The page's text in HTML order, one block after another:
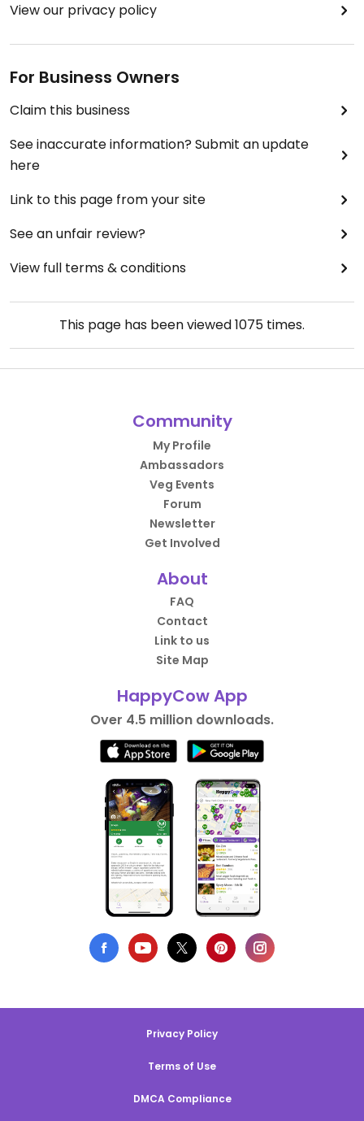
View our privacy policy
For Business Owners
Claim this business
See inaccurate information? Submit an update
here
Link to this page from your site
See an unfair review?
View full terms & conditions
This page has been viewed1075 times.
Community
My Profile
Ambassadors
Veg Events
Forum
Newsletter
Get Involved
About
FAQ
Contact
Link to us
Site Map
HappyCow App
Over 4.5 million downloads.
Privacy Policy
Terms of Use
DMCA Compliance